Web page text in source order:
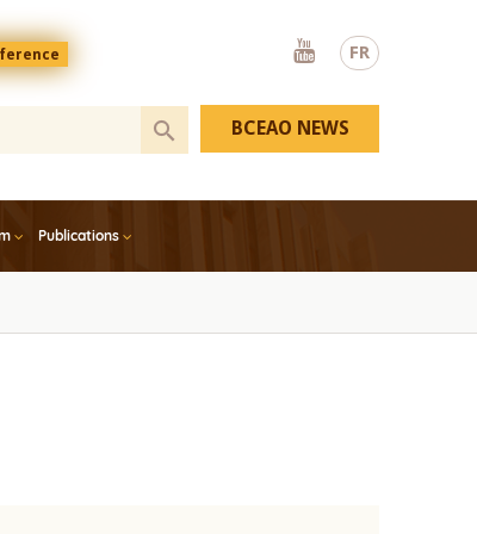
FR
Youtube
Publications
BCEAO NEWS